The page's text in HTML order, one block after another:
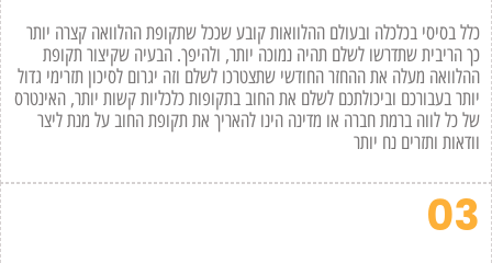
כלל בסיסי בכלכלה ובעולם ההלוואות קובע שככל שתקופת ההלוואה קצרה יותר
כך הריבית שתדרשו לשלם תהיה נמוכה יותר, ולהיפך. הבעיה שקיצור תקופת
ההלוואה מעלה את ההחזר החודשי שתצטרכו לשלם וזה יגרום לסיכון תזרימי גדול
יותר בעבורכם וביכולתכם לשלם את החוב בתקופות כלכליות קשות יותר, האינטרס
של כל לווה ברמת חברה או מדינה הינו להאריך את תקופת החוב על מנת ליצר
וודאות ותזרים נח יותר
03